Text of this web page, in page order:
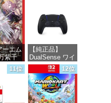
¥6,145
ーエム
紫千
【純正品】
DualSense ワイ
ヤレスコントロ
ーラー ミッド
ナイト ブラッ
ク(CFI-
ZCT2J01)
11位 12位